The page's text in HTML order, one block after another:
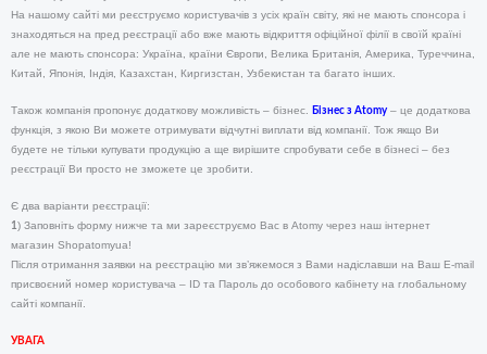
На нашому сайті ми реєструємо користувачів з усіх країн світу, які не мають спонсора і
знаходяться на пред реєстрації або вже мають відкриття офіційної філії в своїй країні
але не мають спонсора: Україна, країни Європи, Велика Британія, Америка, Туреччина,
Китай, Японія, Індія, Казахстан, Киргизстан, Узбекистан та багато інших.
Також компанія пропонує додаткову можливість – бізнес. Бізнес з Atomy– це додаткова
функція, з якою Ви можете отримувати відчутні виплати від компанії. Тож якщо Ви
будете не тільки купувати продукцію а ще вирішите спробувати себе в бізнесі – без
реєстрації Ви просто не зможете це зробити.
Є два варіанти реєстрації:
1 ) Заповніть форму нижче та ми зареєструємо Вас в Atomy через наш інтернет
магазин Shopatomyua!
Після отримання заявки на реєстрацію ми зв’яжемося з Вами надіславши на Ваш E-mail
присвоєний номер користувача – ID та Пароль до особового кабінету на глобальному
сайті компанії.
УВАГА